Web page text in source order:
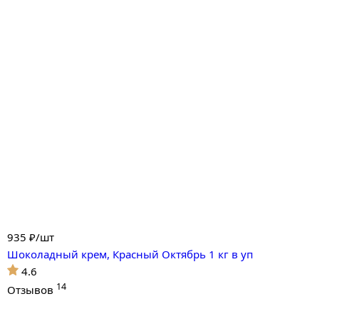
935 ₽/шт
Шоколадный крем, Красный Октябрь 1 кг в уп
4.6
Отзывов 14